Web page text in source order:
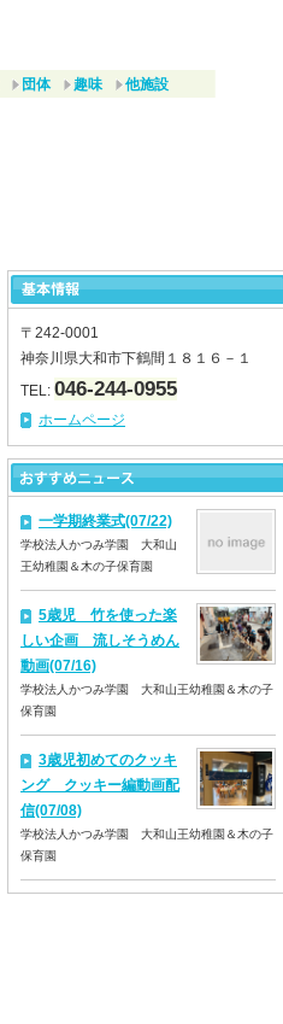
団体 趣味 他施設
〒242-0001
神奈川県大和市下鶴間１８１６－１
TEL: 046-244-0955
ホームページ
一学期終業式(07/22)
学校法人かつみ学園 大和山
王幼稚園＆木の子保育園
5歳児 竹を使った楽
しい企画 流しそうめん
動画(07/16)
学校法人かつみ学園 大和山王幼稚園＆木の子
保育園
3歳児初めてのクッキ
ング クッキー編動画配
信(07/08)
学校法人かつみ学園 大和山王幼稚園＆木の子
保育園